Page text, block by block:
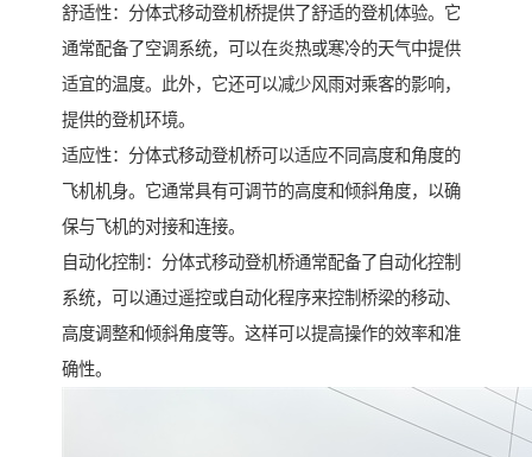
舒适性：分体式移动登机桥提供了舒适的登机体验。它
通常配备了空调系统，可以在炎热或寒冷的天气中提供
适宜的温度。此外，它还可以减少风雨对乘客的影响，
提供的登机环境。
适应性：分体式移动登机桥可以适应不同高度和角度的
飞机机身。它通常具有可调节的高度和倾斜角度，以确
保与飞机的对接和连接。
自动化控制：分体式移动登机桥通常配备了自动化控制
系统，可以通过遥控或自动化程序来控制桥梁的移动、
高度调整和倾斜角度等。这样可以提高操作的效率和准
确性。